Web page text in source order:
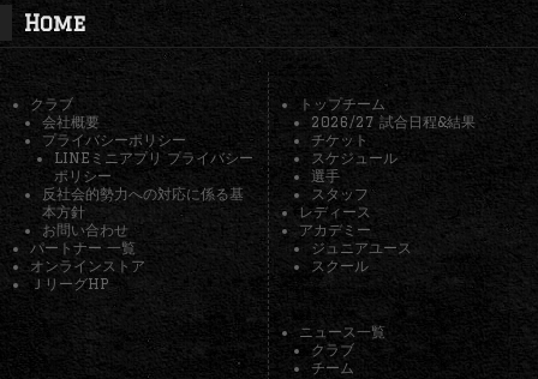
Home
クラブ
会社概要
プライバシーポリシー
LINEミニアプリ プライバシー
ポリシー
反社会的勢力への対応に係る基
本方針
お問い合わせ
パートナー 一覧
オンラインストア
ＪリーグHP
トップチーム
2026/27 試合日程&結果
チケット
スケジュール
選手
スタッフ
レディース
アカデミー
ジュニアユース
スクール
ニュース一覧
クラブ
チーム